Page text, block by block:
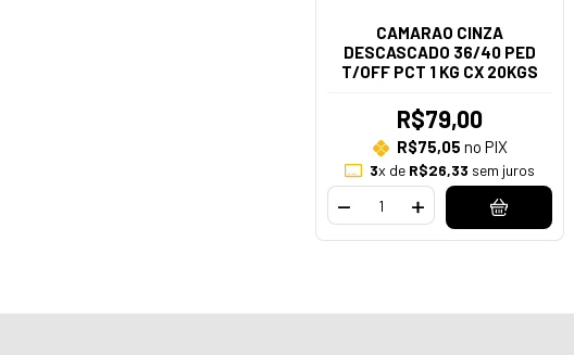
CAMARAO CINZA
DESCASCADO 36/40 PED
T/OFF PCT 1 KG CX 20KGS
R$79,00
R$75,05 no PIX
3x de R$26,33 sem juros